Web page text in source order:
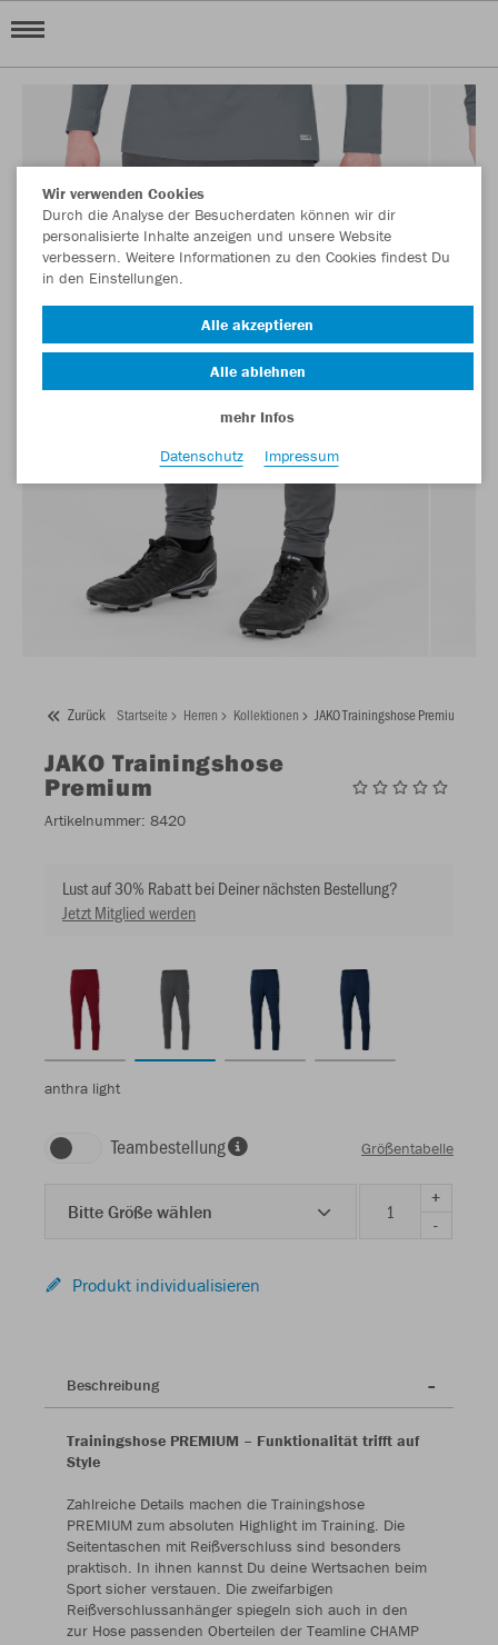
Zurück Startseite Herren Kollektionen JAKO Trainingshose Premium
JAKO Trainingshose
Premium
Artikelnummer: 8420
Lust auf 30% Rabatt bei Deiner nächsten Bestellung?
Jetzt Mitglied werden
anthra light
Teambestellung Größentabelle
Bitte Größe wählen
+
-
Produkt individualisieren
Beschreibung
Trainingshose PREMIUM – Funktionalität trifft auf
Style
Zahlreiche Details machen die Trainingshose
PREMIUM zum absoluten Highlight im Training. Die
Seitentaschen mit Reißverschluss sind besonders
praktisch. In ihnen kannst Du deine Wertsachen beim
Sport sicher verstauen. Die zweifarbigen
Reißverschlussanhänger spiegeln sich auch in den
zur Hose passenden Oberteilen der Teamline CHAMP
Wir verwenden Cookies
Durch die Analyse der Besucherdaten können wir dir
personalisierte Inhalte anzeigen und unsere Website
verbessern. Weitere Informationen zu den Cookies findest Du
in den Einstellungen.
Alle akzeptieren
Alle ablehnen
mehr Infos
Datenschutz
Impressum